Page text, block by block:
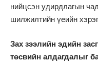
нийцсэн удирдлагын
шилжилтийн үеийн
Зах зээлийн эдийн
төсвийн алдагдалыг